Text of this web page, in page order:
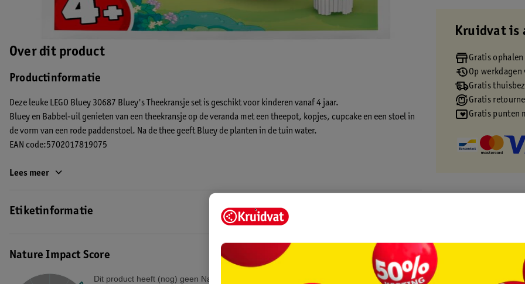
Over dit product
Productinformatie
Deze leuke LEGO Bluey 30687 Bluey's Theekransje set is geschikt voor kinderen vanaf 4 jaar.
Bluey en Babbel-uil genieten van een theekransje op de veranda met een theepot, kopjes, cupcake en een stoel in
de vorm van een rode paddenstoel. Na de thee geeft Bluey de planten in de tuin water.
EAN code:5702017819075
Lees meer
Etiketinformatie
Nature Impact Score
Dit product heeft (nog) geen Nature Impact Score.
Kruidvat is
Gratis
Op
Gratis
Gratis
Gratis punten